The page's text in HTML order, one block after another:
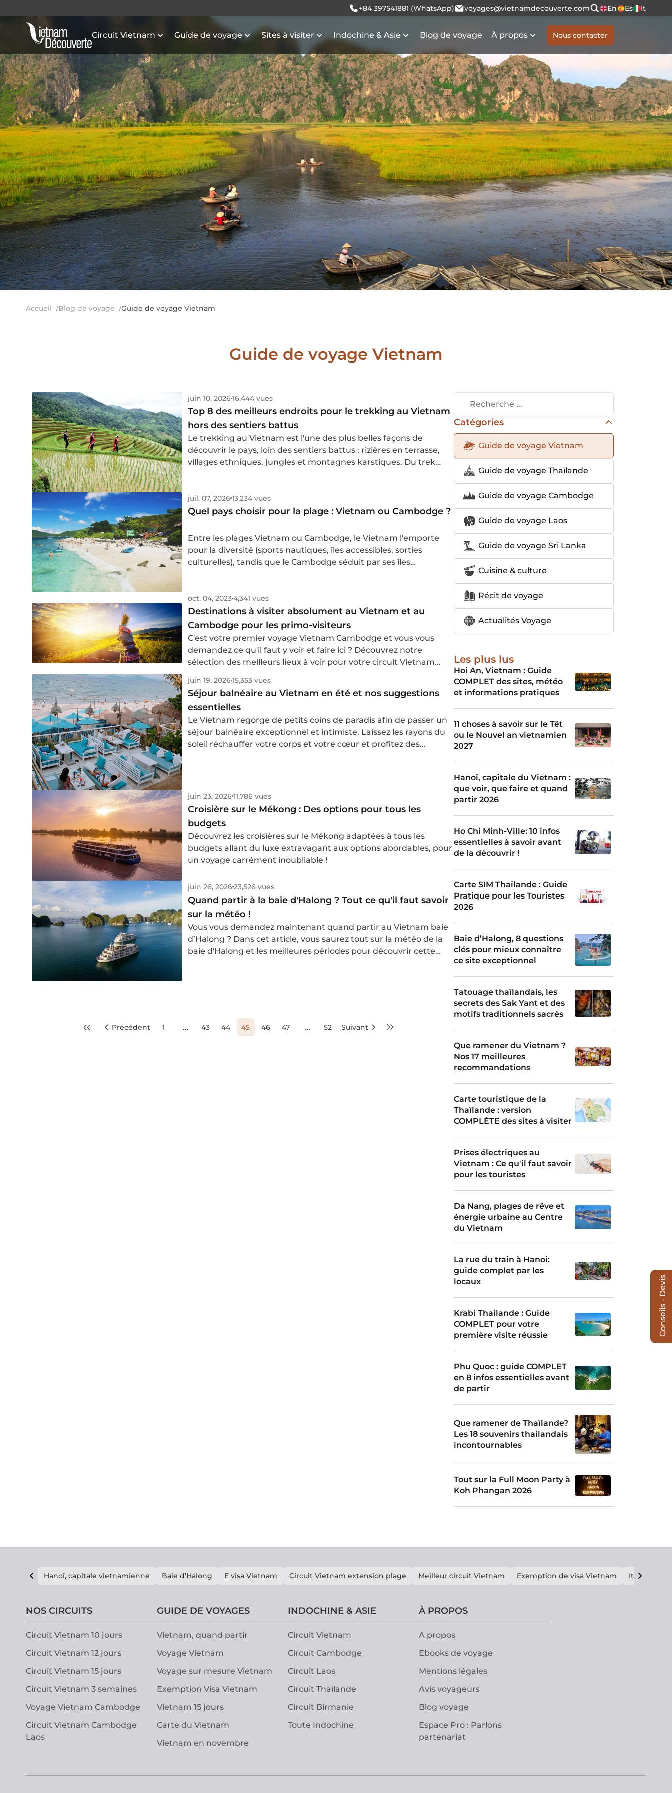
+84 397541881 (WhatsApp) voyages@vietnamdecouverte.com En Es It
Circuit Vietnam Guide de voyage Sites à visiter Indochine & Asie Blog de voyage À propos Nous contacter
Accueil Blog de voyage Guide de voyage Vietnam
Guide de voyage Vietnam
juin 10, 202616,444 vues
Top 8 des meilleurs endroits pour le trekking au Vietnam
hors des sentiers battus
Le trekking au Vietnam est l'une des plus belles façons de
découvrir le pays, loin des sentiers battus : rizières en terrasse,
villages ethniques, jungles et montagnes karstiques. Du trek
juil. 07, 202613,234 vues
Quel pays choisir pour la plage : Vietnam ou Cambodge ?
Entre les plages Vietnam ou Cambodge, le Vietnam l'emporte
pour la diversité (sports nautiques, îles accessibles, sorties
culturelles), tandis que le Cambodge séduit par ses îles
balnéaire.
oct. 04, 20234,341 vues
Destinations à visiter absolument au Vietnam et au
Cambodge pour les primo-visiteurs
C'est votre premier voyage Vietnam Cambodge et vous vous
demandez ce qu'il faut y voir et faire ici ? Découvrez notre
sélection des meilleurs lieux à voir pour votre circuit Vietnam
moment à visiter et combien faut-il envisager pour y aller.
juin 19, 202615,353 vues
Séjour balnéaire au Vietnam en été et nos suggestions
essentielles
Le Vietnam regorge de petits coins de paradis afin de passer un
séjour balnéaire exceptionnel et intimiste. Laissez les rayons du
soleil réchauffer votre corps et votre cœur et profitez des
juin 23, 202611,786 vues
Croisière sur le Mékong : Des options pour tous les
budgets
Découvrez les croisières sur le Mékong adaptées à tous les
budgets allant du luxe extravagant aux options abordables, pour
un voyage carrément inoubliable !
juin 26, 202623,526 vues
Quand partir à la baie d'Halong ? Tout ce qu'il faut savoir
sur la météo !
Vous vous demandez maintenant quand partir au Vietnam baie
d’Halong ? Dans cet article, vous saurez tout sur la météo de la
baie d'Halong et les meilleures périodes pour découvrir cette
Précédent 1 … 43 44 45 46 47 … 52 Suivant
Catégories
Guide de voyage Vietnam
Guide de voyage Thaïlande
Guide de voyage Cambodge
Guide de voyage Laos
Guide de voyage Sri Lanka
Cuisine & culture
Récit de voyage
Actualités Voyage
Les plus lus
Hoi An, Vietnam : Guide
COMPLET des sites, météo
et informations pratiques
11 choses à savoir sur le Têt
ou le Nouvel an vietnamien
2027
Hanoï, capitale du Vietnam :
que voir, que faire et quand
partir 2026
Ho Chi Minh-Ville: 10 infos
essentielles à savoir avant
de la découvrir !
Carte SIM Thaïlande : Guide
Pratique pour les Touristes
2026
Baie d’Halong, 8 questions
clés pour mieux connaître
ce site exceptionnel
Tatouage thaïlandais, les
secrets des Sak Yant et des
motifs traditionnels sacrés
Que ramener du Vietnam ?
Nos 17 meilleures
recommandations
Carte touristique de la
Thaïlande : version
COMPLÈTE des sites à visiter
Prises électriques au
Vietnam : Ce qu'il faut savoir
pour les touristes
Da Nang, plages de rêve et
énergie urbaine au Centre
du Vietnam
La rue du train à Hanoi:
guide complet par les
locaux
Krabi Thailande : Guide
COMPLET pour votre
première visite réussie
Phu Quoc : guide COMPLET
en 8 infos essentielles avant
de partir
Que ramener de Thaïlande?
Les 18 souvenirs thailandais
incontournables
Tout sur la Full Moon Party à
Koh Phangan 2026
Hanoï, capitale vietnamienne Baie d’Halong E visa Vietnam Circuit Vietnam extension plage Meilleur circuit Vietnam Exemption de visa Vietnam Itinéraire
NOS CIRCUITS
Circuit Vietnam 10 jours
Circuit Vietnam 12 jours
Circuit Vietnam 15 jours
Circuit Vietnam 3 semaines
Voyage Vietnam Cambodge
Circuit Vietnam Cambodge
Laos
GUIDE DE VOYAGES
Vietnam, quand partir
Voyage Vietnam
Voyage sur mesure Vietnam
Exemption Visa Vietnam
Vietnam 15 jours
Carte du Vietnam
Vietnam en novembre
INDOCHINE & ASIE
Circuit Vietnam
Circuit Cambodge
Circuit Laos
Circuit Thailande
Circuit Birmanie
Toute Indochine
À PROPOS
A propos
Ebooks de voyage
Mentions légales
Avis voyageurs
Blog voyage
Espace Pro : Parlons
partenariat
Conseils - Devis